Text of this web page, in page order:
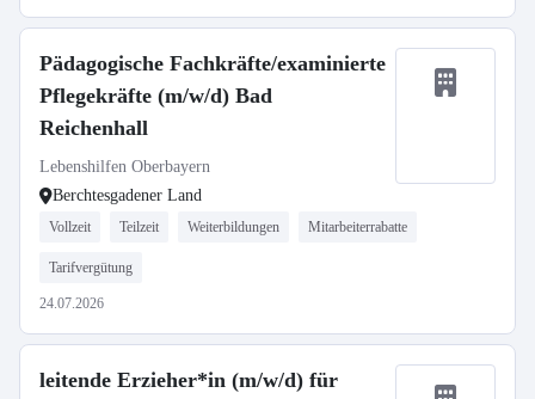
Pädagogische Fachkräfte/examinierte
Pflegekräfte (m/w/d) Bad
Reichenhall
Lebenshilfen Oberbayern
Berchtesgadener Land
Vollzeit Teilzeit Weiterbildungen Mitarbeiterrabatte
Tarifvergütung
24.07.2026
leitende Erzieher*in (m/w/d) für